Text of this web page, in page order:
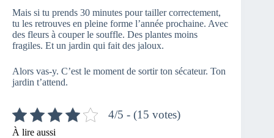
Mais si tu prends 30 minutes pour tailler correctement,
tu les retrouves en pleine forme l’année prochaine. Avec
des fleurs à couper le souffle. Des plantes moins
fragiles. Et un jardin qui fait des jaloux.
Alors vas-y. C’est le moment de sortir ton sécateur. Ton
jardin t’attend.
4/5 - (15 votes)
À lire aussi